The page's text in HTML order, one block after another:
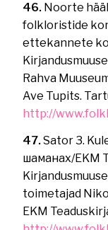
46. Noorte
folkloristide
ettekannete
Rahva
Ave Tupits.
http://
47.Sator 3.
шаманах/EKM
toimetajad
EKM